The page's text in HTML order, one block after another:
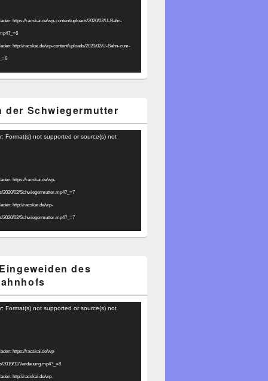
https://racskai.de/wp-content/uploads/2020/02/U-Bahn-
http://racskai.de/wp-content/uploads/2020/02/U-Bahn-zum-
der Schwiegermutter
Format(s) not supported or source(s) not
https://racskai.de/wp-
2020/02/Schwiegermutter.mp4?_=7
http://racskai.de/wp-
2020/02/Schwiegermutter.mp4?_=7
des
Format(s) not supported or source(s) not
https://racskai.de/wp-
2019/11/Verdauung.mp4?_=8
http://racskai.de/wp-